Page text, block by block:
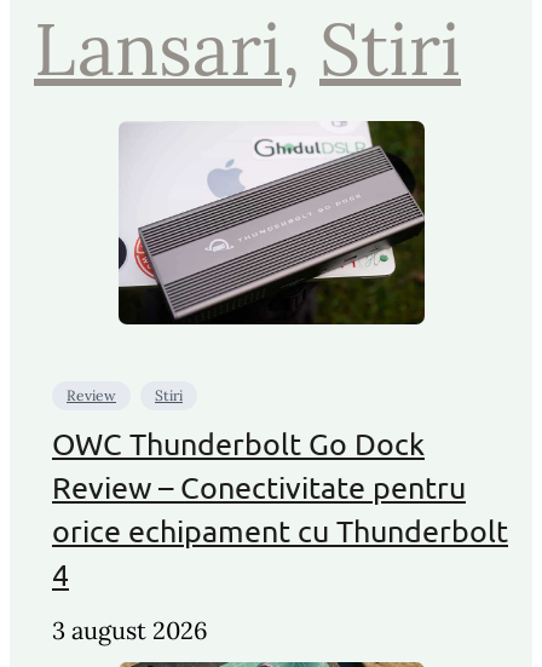
Lansari, Stiri
Review Stiri
OWC Thunderbolt Go Dock
Review – Conectivitate pentru
orice echipament cu Thunderbolt
4
3 august 2026